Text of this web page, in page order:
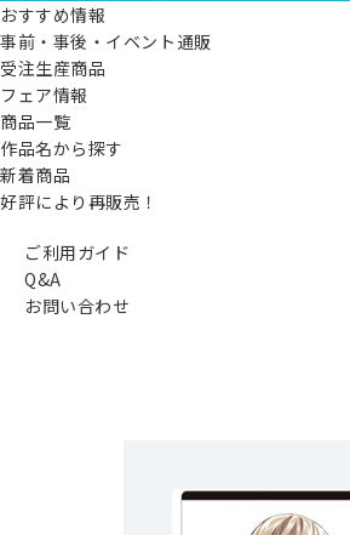
おすすめ情報
事前・事後・イベント通販
受注生産商品
フェア情報
商品一覧
作品名から探す
新着商品
好評により再販売！
ご利用ガイド
Q&A
お問い合わせ